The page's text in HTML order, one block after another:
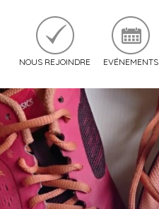
NOUS REJOINDRE EVÉNEMENTS